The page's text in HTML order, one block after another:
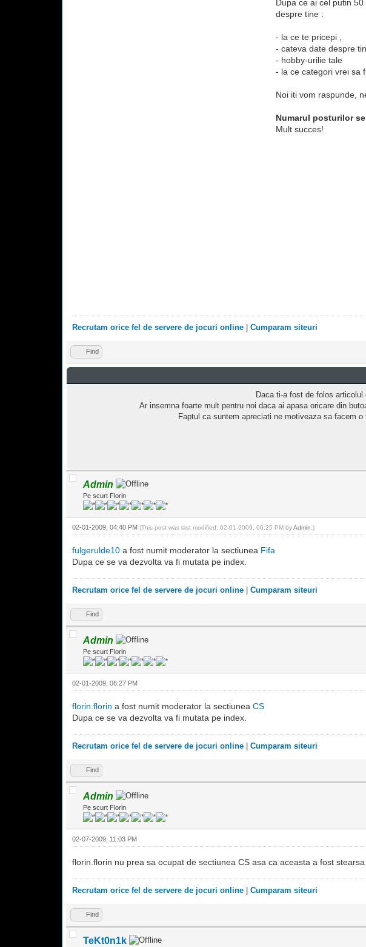
Dupa ce ai cel putin
despre tine :
- la ce te pricepi ,
- cateva date despre
- hobby-urilie tale
- la ce categori vrei sa
Noi iti vom raspunde,
Numarul posturilor
Mult succes!
Recrutam orice fel de servere de jocuri online Cumparam siteuri
Find
Daca ti-a fost de folos
Ar insemna foarte mult pentru noi daca ai apasa oricare din
Faptul ca suntem apreciati ne motiveaza sa facem
Admin
Pe scurt Florin
02-01-2009, 04:40 PM (This post was last modified: 02-01-2009, 06:25 PM byAdmin .)
fulgerulde10 a fost numit moderator la sectiunea Fifa
Dupa ce se va dezvolta va fi mutata pe index.
Recrutam orice fel de servere de jocuri online Cumparam siteuri
Find
Admin
Pe scurt Florin
02-01-2009, 06:27 PM
florin.florin a fost numit moderator la sectiunea CS
Dupa ce se va dezvolta va fi mutata pe index.
Recrutam orice fel de servere de jocuri online Cumparam siteuri
Find
Admin
Pe scurt Florin
02-07-2009, 11:03 PM
florin.florin nu prea sa ocupat de sectiunea CS asa ca aceasta a fost
Recrutam orice fel de servere de jocuri online Cumparam siteuri
Find
TeKt0n1k